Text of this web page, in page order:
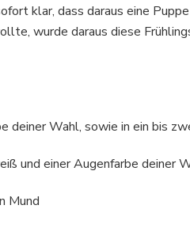
klar, dass daraus eine
wurde daraus diese
deiner Wahl, sowie in ein bis
und einer Augenfarbe deiner
Mund